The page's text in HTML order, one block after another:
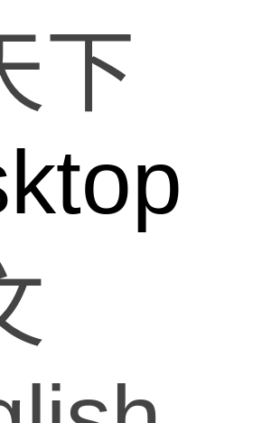
下